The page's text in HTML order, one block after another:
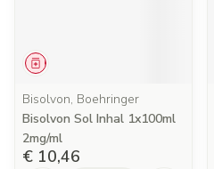
Geneesmiddel
Bisolvon, Boehringer
Bisolvon Sol Inhal 1x100ml
2mg/ml
€ 10,46